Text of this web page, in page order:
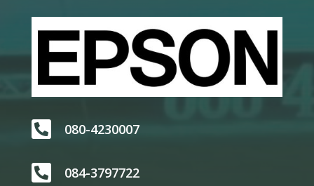
 080-4230007
 084-3797722